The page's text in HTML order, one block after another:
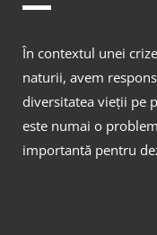
În contextul unei
naturii, avem
diversitatea vieții pe
este numai o
importantă pentru